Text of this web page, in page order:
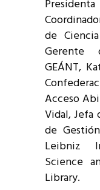
de
Gerente
GEÁNT,
Acceso
Vidal, Jefa
de
Leibniz
Science
Library.